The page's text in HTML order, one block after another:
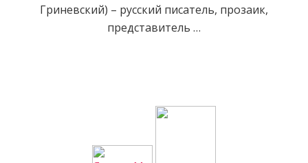
Гриневский) – русский писатель, прозаик,
представитель …